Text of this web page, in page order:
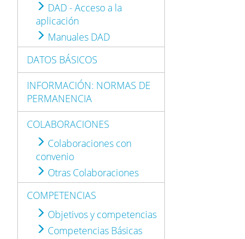
DAD - Acceso a la
aplicación
Manuales DAD
DATOS BÁSICOS
INFORMACIÓN: NORMAS DE
PERMANENCIA
COLABORACIONES
Colaboraciones con
convenio
Otras Colaboraciones
COMPETENCIAS
Objetivos y competencias
Competencias Básicas